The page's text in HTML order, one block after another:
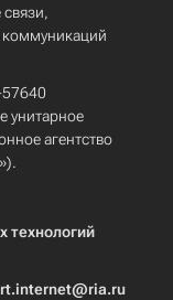
унитарное
агентство
технологий